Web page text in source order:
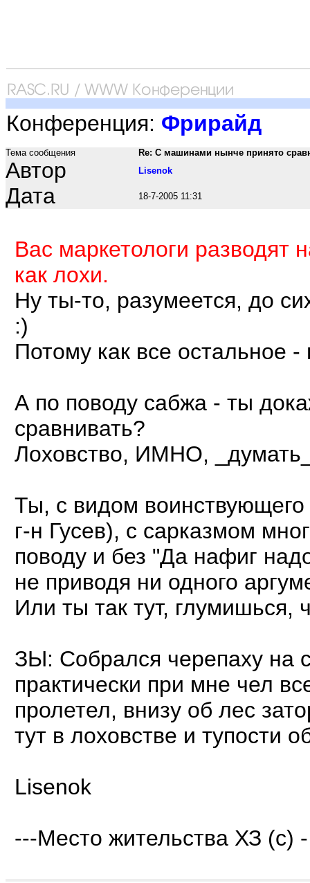
Конференция: Фрирайд
Тема сообщения Re: С машинами нынче принято
Автор Lisenok
Дата 18-7-2005 11:31
Вас маркетологи разводят
как лохи.
Ну ты-то, разумеется, до
:)
Потому как все остальное
А по поводу сабжа - ты
сравнивать?
Лоховство, ИМНО,
Ты, с видом
г-н Гусев), с сарказмом
поводу и без "Да нафиг
не приводя ни одного
Или ты так тут, глумишься,
ЗЫ: Собрался черепаху на
практически при мне чел
пролетел, внизу об лес
тут в лоховстве и тупости
Lisenok
---Место жительства ХЗ (с)